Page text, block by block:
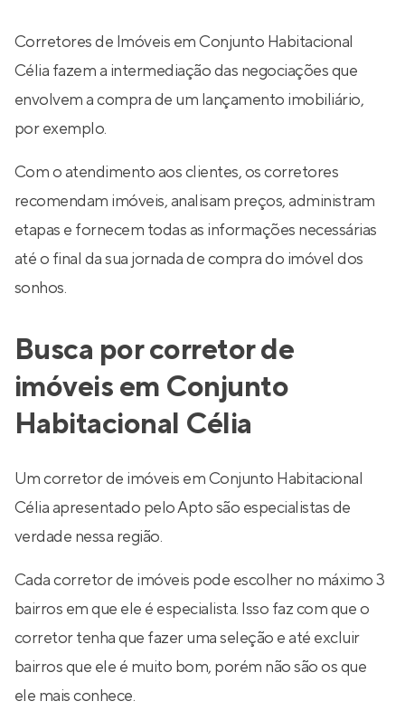
Corretores de Imóveis em Conjunto Habitacional
Célia fazem a intermediação das negociações que
envolvem a compra de um lançamento imobiliário,
por exemplo.
Com o atendimento aos clientes, os corretores
recomendam imóveis, analisam preços, administram
etapas e fornecem todas as informações necessárias
até o final da sua jornada de compra do imóvel dos
sonhos.
Busca por corretor de
imóveis em Conjunto
Habitacional Célia
Um corretor de imóveis em Conjunto Habitacional
Célia apresentado pelo Apto são especialistas de
verdade nessa região.
Cada corretor de imóveis pode escolher no máximo 3
bairros em que ele é especialista. Isso faz com que o
corretor tenha que fazer uma seleção e até excluir
bairros que ele é muito bom, porém não são os que
ele mais conhece.